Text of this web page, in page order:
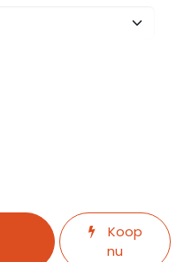
Koop
nu